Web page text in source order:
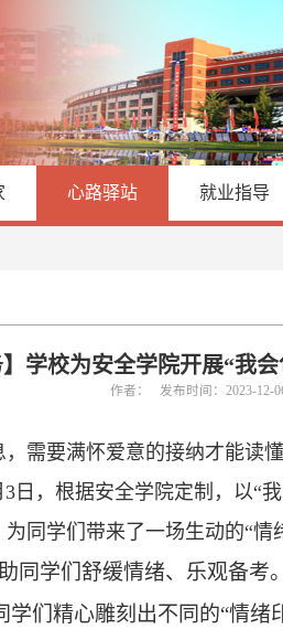
心路驿站 就业指导
】学校为安全学院开展“我
作者： 发布时间：2023-12-
需要满怀爱意的接纳才能读
日，根据安全学院定制，以“
同学们带来了一场生动的“情
同学们舒缓情绪、乐观备
们精心雕刻出不同的“情绪